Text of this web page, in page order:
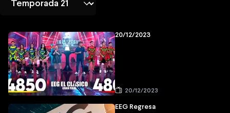
20/12/2023
20/12/2023
EEG Regresa